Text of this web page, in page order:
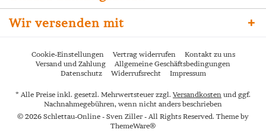
Wir versenden mit
Cookie-Einstellungen Vertrag widerrufen
Kontakt zu uns
Versand und Zahlung
Allgemeine Geschäftsbedingungen
Datenschutz
Widerrufsrecht Impressum
* Alle Preise inkl. gesetzl. Mehrwertsteuer zzgl. Versandkosten und ggf.
Nachnahmegebühren, wenn nicht anders beschrieben
© 2026 Schlettau-Online - Sven Ziller - All Rights Reserved. Theme by
ThemeWare®